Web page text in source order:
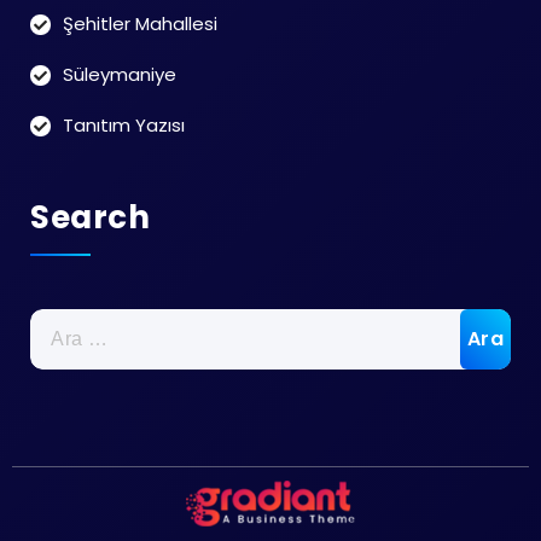
Şehitler Mahallesi
Süleymaniye
Tanıtım Yazısı
Search
Arama: